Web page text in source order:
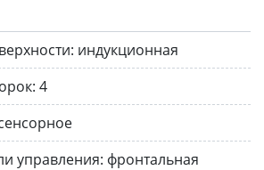
индукционная
4
управления: фронтальная